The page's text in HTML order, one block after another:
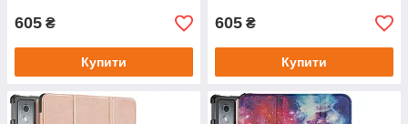
605 ₴
Купити
605 ₴
Купити